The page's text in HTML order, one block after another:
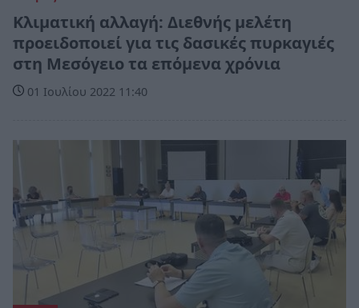
Κλιματική αλλαγή: Διεθνής μελέτη
προειδοποιεί για τις δασικές πυρκαγιές
στη Μεσόγειο τα επόμενα χρόνια
01 Ιουλίου 2022 11:40